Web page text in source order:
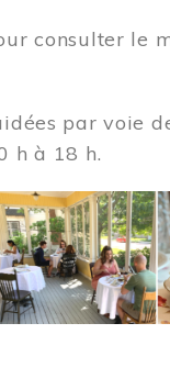
consulter le
par voie
h à 18 h.